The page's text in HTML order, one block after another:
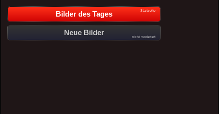
Bilder des Tages Startseite
Neue Bilder
nicht moderiert